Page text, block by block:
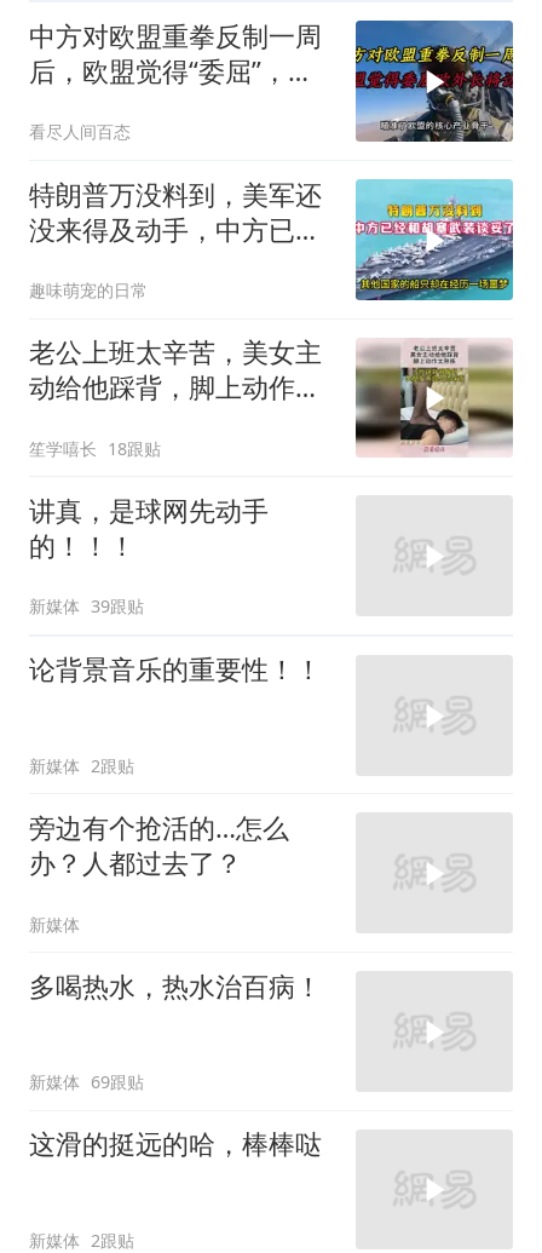
中方对欧盟重拳反制一周
后，欧盟觉得“委屈”，欧
看尽人间百态
特朗普万没料到，美军还
没来得及动手，中方已经
趣味萌宠的日常
老公上班太辛苦，美女主
动给他踩背，脚上动作太
笙学嘻长 18跟贴
讲真，是球网先动手
的！！！
新媒体 39跟贴
论背景音乐的重要性！！
新媒体 2跟贴
旁边有个抢活的…怎么
办？人都过去了？
新媒体
多喝热水，热水治百病！
新媒体 69跟贴
这滑的挺远的哈，棒棒哒
新媒体 2跟贴